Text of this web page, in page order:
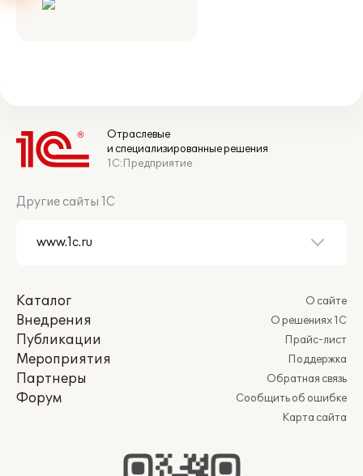
Отраслевые
и специализированные решения
1С:Предприятие
Другие сайты 1С
Каталог
Внедрения
Публикации
Мероприятия
Партнеры
Форум
О сайте
О решениях 1С
Прайс-лист
Поддержка
Обратная связь
Сообщить об ошибке
Карта сайта